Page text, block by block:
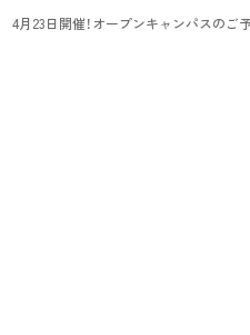
4月23日開催！オープンキャンパスのご